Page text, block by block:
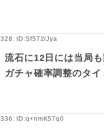
328: ID:Sf572/Jya
流石に12日には当局
ガチャ確率調整のタ
336: ID:q+nmK57q0